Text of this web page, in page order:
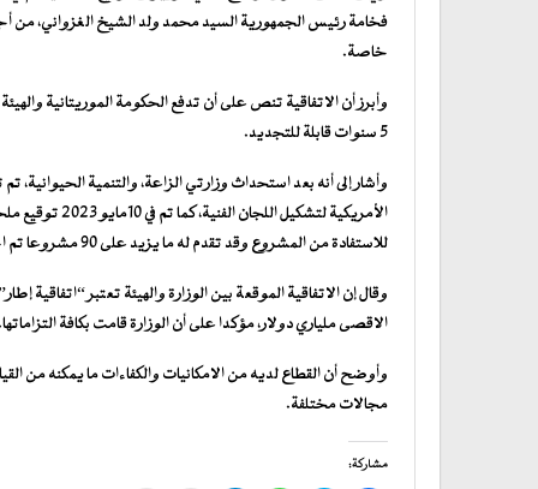
فخامة رئيس الجمهورية السيد محمد ولد الشيخ الغزواني، من
خاصة.
5 سنوات قابلة للتجديد.
الأمريكية
للاستفادة من المشروع وقد تقدم له ما يزيد على 90 مشروعا تم اختيار 17 منهم.
وقال إن الاتفاقية الموقعة بين الوزارة والهيئة تعتبر
الاقصى ملياري دولار، مؤكدا على أن الوزارة قامت بكافة
وأوضح أن القطاع لديه من الامكانيات والكفاءات ما يمكنه من
مجالات مختلفة.
مشاركة: